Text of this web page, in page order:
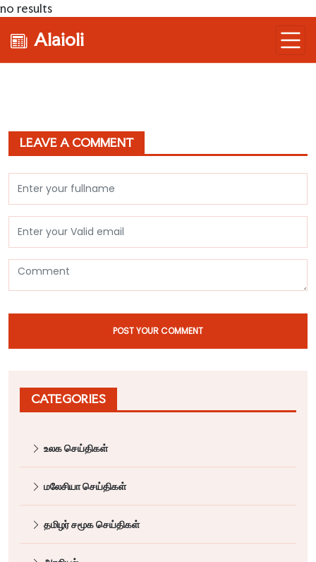
no results
Alaioli
LEAVE A COMMENT
POST YOUR COMMENT
CATEGORIES
உலக செய்திகள்
மலேசியா செய்திகள்
தமிழர் சமூக செய்திகள்